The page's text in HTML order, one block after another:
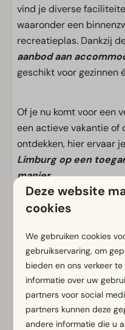
vind je diverse
waaronder een
recreatieplas. Dankzij
aanbod aan
geschikt voor gezinnen
Of je nu komt voor een
een actieve vakantie of
ontdekken, hier ervaar je
Limburg op een
manier.
Algemeen
Rookvrij
Gratis Wifi
Met verdieping
m² Oppervlakte: 117
Parkeergelegenheid
Deze website
cookies
We gebruiken cookies
gebruikservaring, om
bieden en ons verkeer
informatie over uw
partners voor social
partners kunnen deze
andere informatie die u